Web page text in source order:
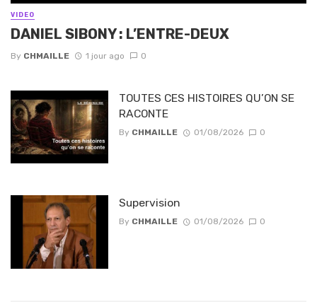
VIDEO
DANIEL SIBONY : L’ENTRE-DEUX
By CHMAILLE 1 jour ago 0
TOUTES CES HISTOIRES QU’ON SE
RACONTE
By CHMAILLE 01/08/2026 0
Supervision
By CHMAILLE 01/08/2026 0